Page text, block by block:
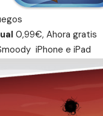
0,99€, Ahora gratis
iPhone e iPad